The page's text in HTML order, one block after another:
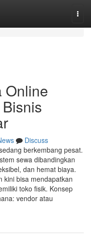
Online
Discuss
berkembang pesat.
sewa dibandingkan
dan hemat biaya.
kini bisa mendapatkan
toko fisik. Konsep
vendor atau